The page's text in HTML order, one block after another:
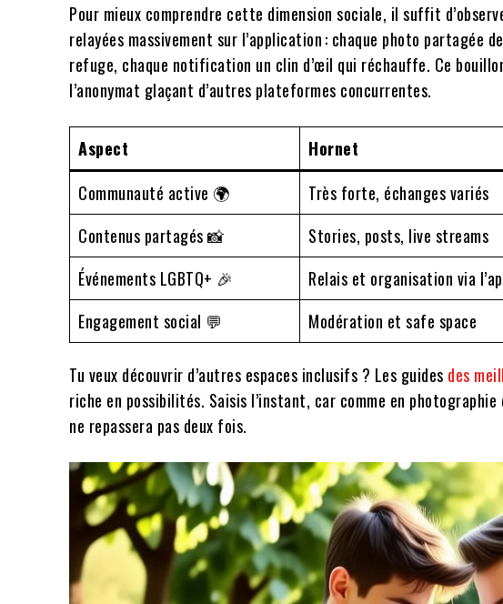
Pour mieux comprendre cette dimension sociale, il suffit
relayées massivement sur l’application : chaque photo partagée
refuge, chaque notification un clin d’œil qui réchauffe. Ce
l’anonymat glaçant d’autres plateformes concurrentes.
Aspect Hornet
Communauté active 🌍
Très forte, échanges variés
Contenus partagés 📸
Stories, posts, live streams
Événements LGBTQ+ 🎉
Relais et organisation via
Engagement social 💬
Modération et safe space
Tu veux découvrir d’autres espaces inclusifs ? Les guides des
riche en possibilités. Saisis l’instant, car comme en
ne repassera pas deux fois.